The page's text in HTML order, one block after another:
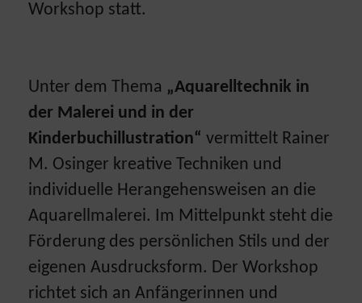
Workshop statt.
Unter dem Thema „Aquarelltechnik in
der Malerei und in der
Kinderbuchillustration“ vermittelt Rainer
M. Osinger kreative Techniken und
individuelle Herangehensweisen an die
Aquarellmalerei. Im Mittelpunkt steht die
Förderung des persönlichen Stils und der
eigenen Ausdrucksform. Der Workshop
richtet sich an Anfängerinnen und